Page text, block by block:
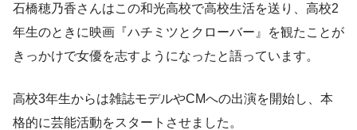
石橋穂乃香さんはこの和光高校で高校生活を送り、高校2
年生のときに映画『ハチミツとクローバー』を観たことが
きっかけで女優を志すようになったと語っています。
高校3年生からは雑誌モデルやCMへの出演を開始し、本
格的に芸能活動をスタートさせました。